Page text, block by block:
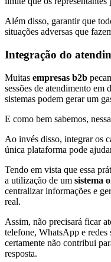
Além disso, garantir que
situações adversas que
Integração do
Muitas empresas b2b
sessões de atendimento em
sistemas podem gerar um
E como bem sabemos,
Ao invés disso, integrar os
única plataforma pode
Tendo em vista que essa
a utilização de um sistema
centralizar informações e
real.
Assim, não precisará ficar
telefone, WhatsApp e
certamente não contribui
resposta.